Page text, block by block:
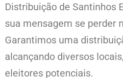
Distribuição de Santinhos
sua mensagem se perder
Garantimos uma
alcançando diversos
eleitores potenciais.